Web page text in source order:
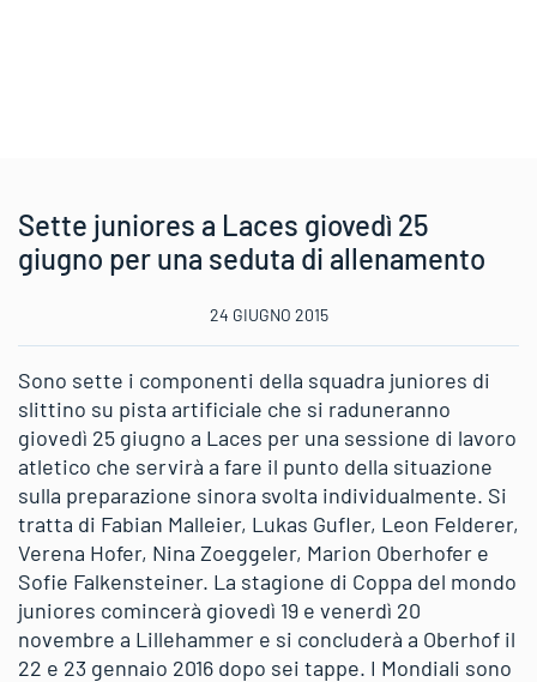
Sette juniores a Laces giovedì 25
giugno per una seduta di allenamento
24 GIUGNO 2015
Sono sette i componenti della squadra juniores di
slittino su pista artificiale che si raduneranno
giovedì 25 giugno a Laces per una sessione di lavoro
atletico che servirà a fare il punto della situazione
sulla preparazione sinora svolta individualmente. Si
tratta di Fabian Malleier, Lukas Gufler, Leon Felderer,
Verena Hofer, Nina Zoeggeler, Marion Oberhofer e
Sofie Falkensteiner. La stagione di Coppa del mondo
juniores comincerà giovedì 19 e venerdì 20
novembre a Lillehammer e si concluderà a Oberhof il
22 e 23 gennaio 2016 dopo sei tappe. I Mondiali sono